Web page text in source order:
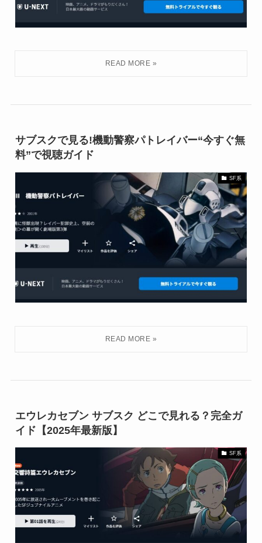
サブスクで見る!機動警察パトレイバー“今すぐ無
料”で視聴ガイド
SF系
エウレカセブン サブスク どこで見れる？完全ガ
イド【2025年最新版】
SF系